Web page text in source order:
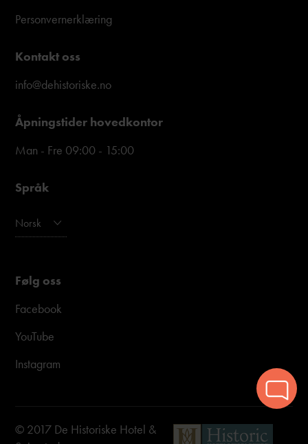
Personvernerklæring
Kontakt oss
info@dehistoriske.no
Åpningstider hovedkontor
Man - Fre 09:00 - 15:00
Språk
Norsk
Følg oss
Facebook
YouTube
Instagram
© 2017 De Historiske Hotel &